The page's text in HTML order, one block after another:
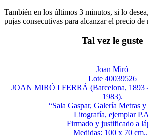
También en los últimos 3 minutos, si lo
pujas consecutivas para alcanzar el precio de
Tal vez le guste
Joan Miró
Lote 40039526
JOAN MIRÓ I FERRÁ (Barcelona, 1893
1983).
“Sala Gaspar, Galería Metras
Litografía, ejemplar
Firmado y justificado a
Medidas: 100 x 70